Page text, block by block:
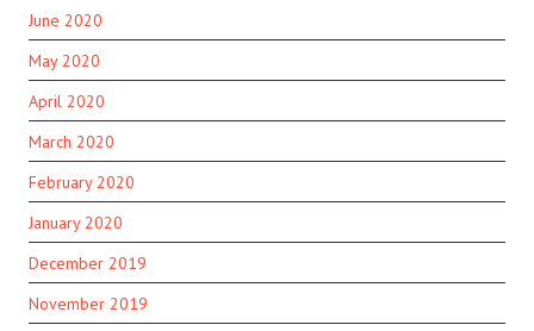
June 2020
May 2020
April 2020
March 2020
February 2020
January 2020
December 2019
November 2019